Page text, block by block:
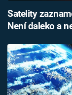
Satelity
Není daleko a